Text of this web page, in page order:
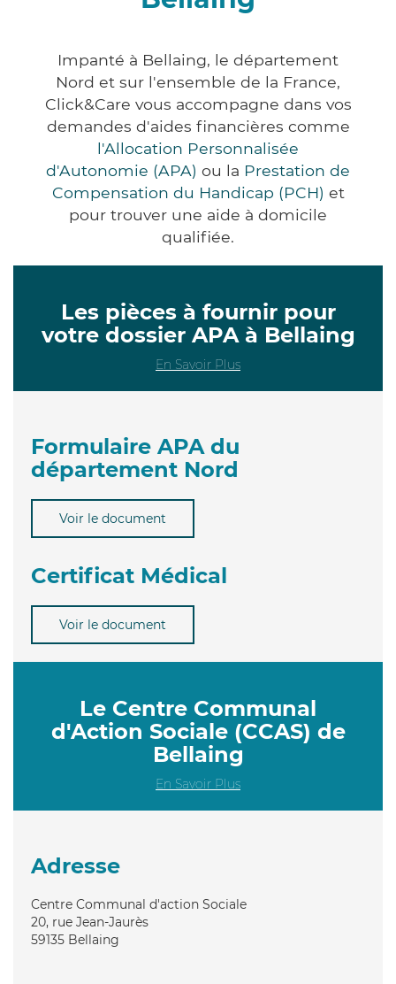
Impanté à Bellaing, le département
Nord et sur l'ensemble de la France,
Click&Care vous accompagne dans vos
demandes d'aides financières comme
l'Allocation Personnalisée
d'Autonomie (APA) ou la Prestation de
Compensation du Handicap (PCH) et
pour trouver une aide à domicile
qualifiée.
Les pièces à fournir pour
votre dossier APA à Bellaing
En Savoir Plus
Formulaire APA du
département Nord
Voir le document
Certificat Médical
Voir le document
Le Centre Communal
d'Action Sociale (CCAS) de
Bellaing
En Savoir Plus
Adresse
Centre Communal d'action Sociale
20, rue Jean-Jaurès
59135 Bellaing